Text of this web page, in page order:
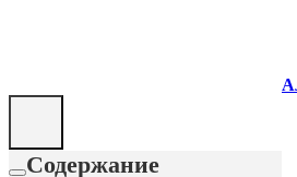
Содержание